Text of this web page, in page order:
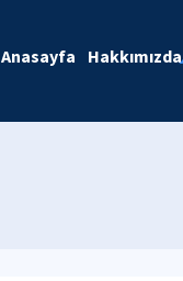
Anasayfa Hakkımızda